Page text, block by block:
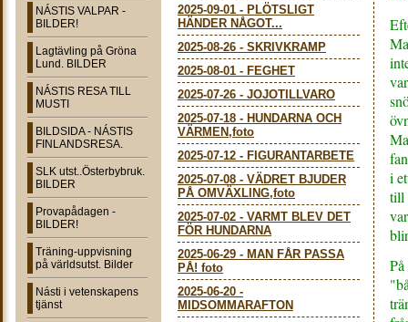
NÁSTIS VALPAR -
BILDER!
Lagtävling på Gröna
Lund. BILDER
NÁSTIS RESA TILL
MUSTI
BILDSIDA - NÁSTIS
FINLANDSRESA.
SLK utst..Österbybruk.
BILDER
Provapådagen -
BILDER!
Träning-uppvisning
på världsutst. Bilder
Násti i vetenskapens
tjänst
2025-09-01 - PLÖTSLIGT
HÄNDER NÅGOT...
2025-08-26 - SKRIVKRAMP
2025-08-01 - FEGHET
2025-07-26 - JOJOTILLVARO
2025-07-18 - HUNDARNA OCH
VÄRMEN,foto
2025-07-12 - FIGURANTARBETE
2025-07-08 - VÄDRET BJUDER
PÅ OMVÄXLING,foto
2025-07-02 - VARMT BLEV DET
FÖR HUNDARNA
2025-06-29 - MAN FÅR PASSA
PÅ! foto
2025-06-20 -
MIDSOMMARAFTON
i
till